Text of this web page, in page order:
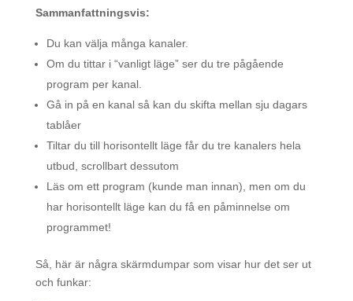
Sammanfattningsvis:
Du kan välja många kanaler.
Om du tittar i “vanligt läge” ser du tre pågående
program per kanal.
Gå in på en kanal så kan du skifta mellan sju dagars
tablåer
Tiltar du till horisontellt läge får du tre kanalers hela
utbud, scrollbart dessutom
Läs om ett program (kunde man innan), men om du
har horisontellt läge kan du få en påminnelse om
programmet!
Så, här är några skärmdumpar som visar hur det ser ut
och funkar: